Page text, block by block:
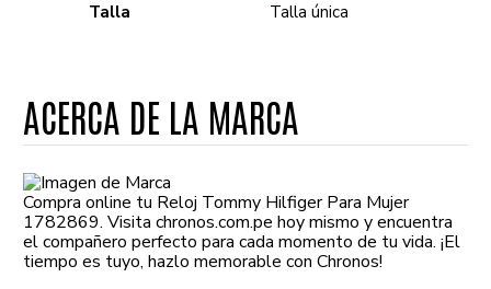
Talla Talla única
ACERCA DE LA MARCA
Compra online tu Reloj Tommy Hilfiger Para Mujer
1782869. Visita chronos.com.pe hoy mismo y encuentra
el compañero perfecto para cada momento de tu vida. ¡El
tiempo es tuyo, hazlo memorable con Chronos!